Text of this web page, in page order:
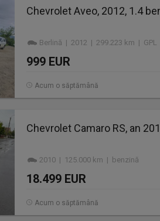
Chevrolet Aveo, 2012, 1.4
Berlină | 2012 | 299.223 km | GPL
999 EUR
Acum o săptămână
Chevrolet Camaro RS, an
2010 | 125.000 km | benzină
18.499 EUR
Acum o săptămână